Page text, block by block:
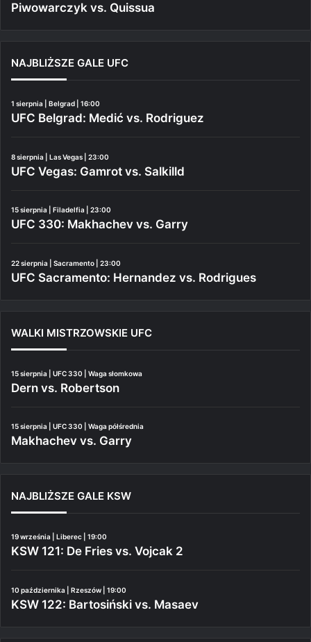
Piwowarczyk vs. Quissua
NAJBLIŻSZE GALE UFC
1 sierpnia | Belgrad | 16:00
UFC Belgrad: Medić vs. Rodriguez
8 sierpnia | Las Vegas | 23:00
UFC Vegas: Gamrot vs. Salkilld
15 sierpnia | Filadelfia | 23:00
UFC 330: Makhachev vs. Garry
22 sierpnia | Sacramento | 23:00
UFC Sacramento: Hernandez vs. Rodrigues
WALKI MISTRZOWSKIE UFC
15 sierpnia | UFC 330 | Waga słomkowa
Dern vs. Robertson
15 sierpnia | UFC 330 | Waga półśrednia
Makhachev vs. Garry
NAJBLIŻSZE GALE KSW
19 września | Liberec | 19:00
KSW 121: De Fries vs. Vojcak 2
10 października | Rzeszów | 19:00
KSW 122: Bartosiński vs. Masaev